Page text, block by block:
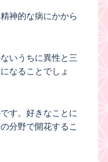
神的な病にかから
いうちに異性と三
なることでしょ
す。好きなことに
分野で開花するこ